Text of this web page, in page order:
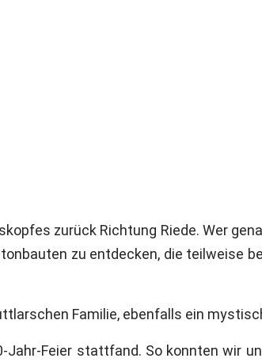
zurück Richtung Riede. Wer
zu entdecken, die teilweise
Familie, ebenfalls ein
Feier stattfand. So konnten wir